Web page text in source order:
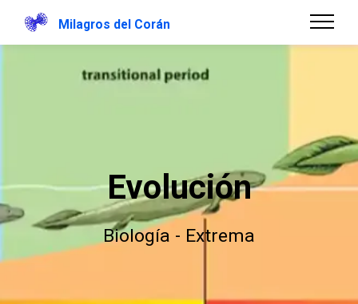
Milagros del Corán
Evolución
Biología - Extrema